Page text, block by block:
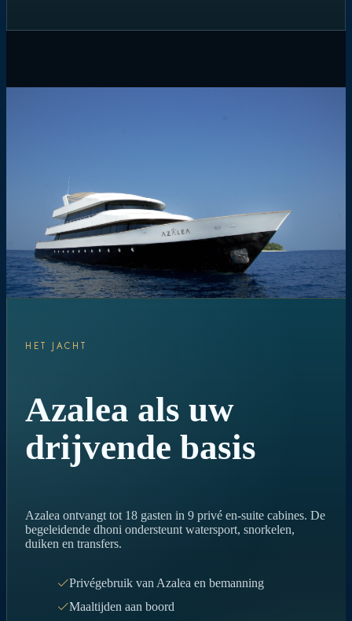
HET JACHT
Azalea als uw
drijvende basis
Azalea ontvangt tot 18 gasten in 9 privé en-suite cabines. De
begeleidende dhoni ondersteunt watersport, snorkelen,
duiken en transfers.
Privégebruik van Azalea en bemanning
Maaltijden aan boord